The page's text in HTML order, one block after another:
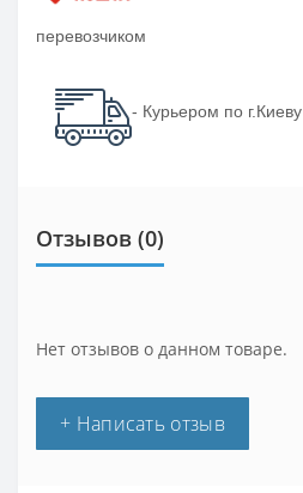
перевозчиком
- Курьером по г.Киеву
Отзывов (0)
Нет отзывов о данном товаре.
+ Написать отзыв